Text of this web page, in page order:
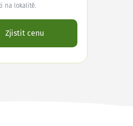
na lokalitě.
Zjistit cenu